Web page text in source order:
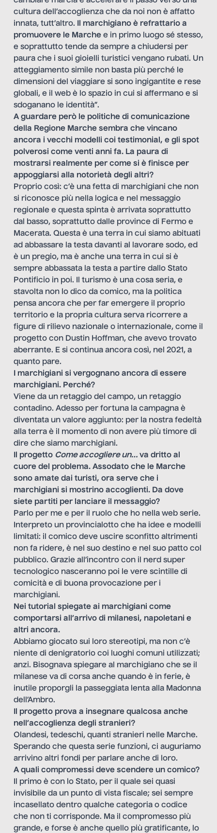
cultura dell’accoglienza che da noi non è affatto
innata, tutt’altro. Il marchigiano è refrattario a
promuovere le Marche e in primo luogo sé stesso,
e soprattutto tende da sempre a chiudersi per
paura che i suoi gioielli turistici vengano rubati. Un
atteggiamento simile non basta più perché le
dimensioni del viaggiare si sono ingigantite e rese
globali, e il web è lo spazio in cui si affermano e si
sdoganano le identità”.
A guardare però le politiche di comunicazione
della Regione Marche sembra che vincano
ancora i vecchi modelli coi testimonial, e gli spot
polverosi come venti anni fa. La paura di
mostrarsi realmente per come si è finisce per
appoggiarsi alla notorietà degli altri?
Proprio così: c’è una fetta di marchigiani che non
si riconosce più nella logica e nel messaggio
regionale e questa spinta è arrivata soprattutto
dal basso, soprattutto dalle province di Fermo e
Macerata. Questa è una terra in cui siamo abituati
ad abbassare la testa davanti al lavorare sodo, ed
è un pregio, ma è anche una terra in cui si è
sempre abbassata la testa a partire dallo Stato
Pontificio in poi. Il turismo è una cosa seria, e
stavolta non lo dico da comico, ma la politica
pensa ancora che per far emergere il proprio
territorio e la propria cultura serva ricorrere a
figure di rilievo nazionale o internazionale, come il
progetto con Dustin Hoffman, che avevo trovato
aberrante. E si continua ancora così, nel 2021, a
quanto pare.
I marchigiani si vergognano ancora di essere
marchigiani. Perché?
Viene da un retaggio del campo, un retaggio
contadino. Adesso per fortuna la campagna è
diventata un valore aggiunto: per la nostra fedeltà
alla terra è il momento di non avere più timore di
dire che siamo marchigiani.
Il progetto Come accogliere un… va dritto al
cuore del problema. Assodato che le Marche
sono amate dai turisti, ora serve che i
marchigiani si mostrino accoglienti. Da dove
siete partiti per lanciare il messaggio?
Parlo per me e per il ruolo che ho nella web serie.
Interpreto un provincialotto che ha idee e modelli
limitati: il comico deve uscire sconfitto altrimenti
non fa ridere, è nel suo destino e nel suo patto col
pubblico. Grazie all’incontro con il nerd super
tecnologico nasceranno poi le vere scintille di
comicità e di buona provocazione per i
marchigiani.
Nei tutorial spiegate ai marchigiani come
comportarsi all’arrivo di milanesi, napoletani e
altri ancora.
Abbiamo giocato sui loro stereotipi, ma non c’è
niente di denigratorio coi luoghi comuni utilizzati;
anzi. Bisognava spiegare al marchigiano che se il
milanese va di corsa anche quando è in ferie, è
inutile proporgli la passeggiata lenta alla Madonna
dell’Ambro.
Il progetto prova a insegnare qualcosa anche
nell’accoglienza degli stranieri?
Olandesi, tedeschi, quanti stranieri nelle Marche.
Sperando che questa serie funzioni, ci auguriamo
arrivino altri fondi per parlare anche di loro.
A quali compromessi deve scendere un comico?
Il primo è con lo Stato, per il quale sei quasi
invisibile da un punto di vista fiscale; sei sempre
incasellato dentro qualche categoria o codice
che non ti corrisponde. Ma il compromesso più
grande, e forse è anche quello più gratificante, lo